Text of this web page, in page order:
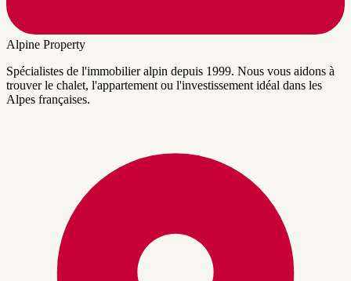
Alpine Property
Spécialistes de l'immobilier alpin depuis 1999. Nous vous aidons à
trouver le chalet, l'appartement ou l'investissement idéal dans les
Alpes françaises.